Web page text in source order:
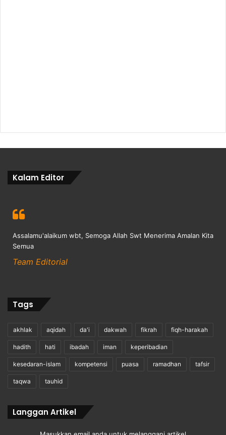
Kalam Editor
Assalamu'alaikum wbt, Semoga Allah Swt Menerima Amalan Kita
Semua
Team Editorial
Tags
akhlak aqidah da'i dakwah fikrah fiqh-harakah
hadith hati ibadah iman keperibadian
kesedaran-islam kompetensi puasa ramadhan tafsir
taqwa tauhid
Langgan Artikel